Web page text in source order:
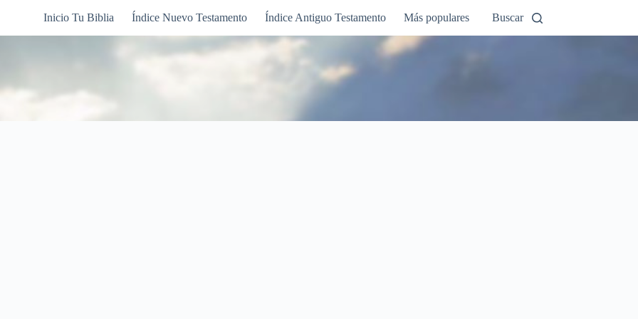
Inicio Tu Biblia Índice Nuevo Testamento Índice Antiguo Testamento Más populares Buscar